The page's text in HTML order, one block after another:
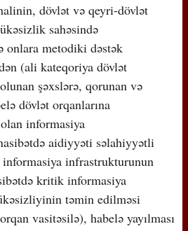
dövlət və qeyri-dövlət
sahəsində
metodiki dəstək
(ali kateqoriya dövlət
şəxslərə, qorunan və
dövlət orqanlarına
informasiya
aidiyyəti səlahiyyətli
infrastrukturunun
kritik informasiya
təmin edilməsi
vasitəsilə), habelə yayılması